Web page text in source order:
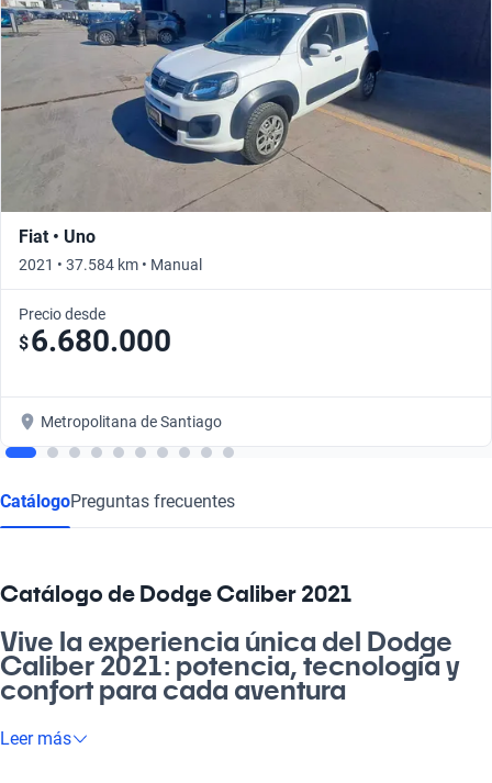
Fiat • Uno
2021 • 37.584 km • Manual
Precio desde
$6.680.000
Metropolitana de Santiago
CatálogoPreguntas frecuentes
Catálogo de Dodge Caliber 2021
Vive la experiencia única del Dodge
Caliber 2021: potencia, tecnología y
confort para cada aventura
¡Oye! Si buscas un auto que te acompañe en el día a día y
Leer más